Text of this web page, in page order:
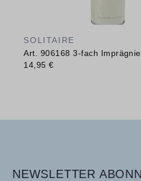
SOLITAIRE
Art. 906168 3-fach
14,95 €
NEWSLETTER